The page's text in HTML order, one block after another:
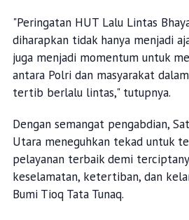
"Peringatan HUT Lalu Lintas
diharapkan tidak hanya menjadi
juga menjadi momentum untuk
antara Polri dan masyarakat
tertib berlalu lintas," tutupnya.
Dengan semangat pengabdian,
Utara meneguhkan tekad untuk
pelayanan terbaik demi
keselamatan, ketertiban, dan
Bumi Tioq Tata Tunaq.